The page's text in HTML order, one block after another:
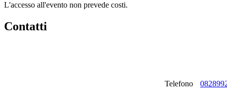
L'accesso all'evento non prevede costi.
Contatti
Telefono